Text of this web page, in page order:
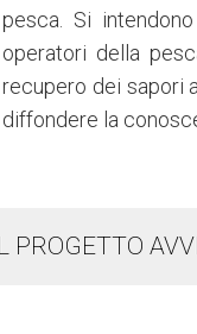
pesca. Si
operatori della
recupero dei sapori
diffondere la
PROGETTO